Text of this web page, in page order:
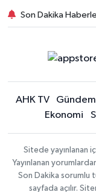
Son Dakika
AHK TV Gündem
Ekonomi
Sitede yayınlanan
Yayınlanan
Son Dakika sorumlu
sayfada açılır.